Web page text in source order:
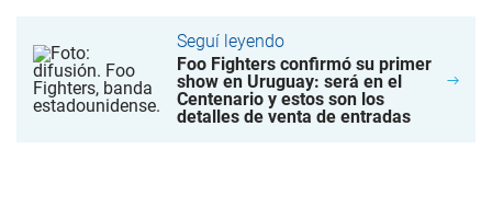
Seguí leyendo
Foo Fighters confirmó su primer
show en Uruguay: será en el
Centenario y estos son los
detalles de venta de entradas